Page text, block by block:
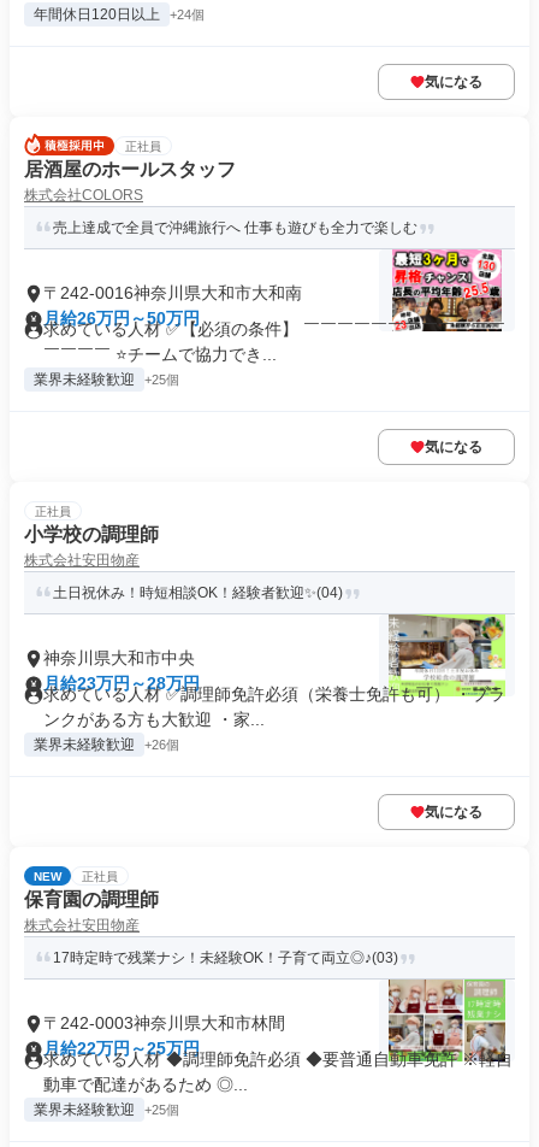
年間休日120日以上 +24個
気になる
正社員
居酒屋のホールスタッフ
株式会社COLORS
売上達成で全員で沖縄旅行へ 仕事も遊びも全力で楽しむ
〒242-0016神奈川県大和市大和南
月給26万円～50万円
求めている人材 ✅【必須の条件】 ￣￣￣￣￣￣￣￣￣￣￣￣
￣￣￣￣ ⭐チームで協力でき...
業界未経験歓迎 +25個
気になる
正社員
小学校の調理師
株式会社安田物産
土日祝休み！時短相談OK！経験者歓迎✨(04)
神奈川県大和市中央
月給23万円～28万円
求めている人材 ✅調理師免許必須（栄養士免許も可） ・ブラ
ンクがある方も大歓迎 ・家...
業界未経験歓迎 +26個
気になる
NEW 正社員
保育園の調理師
株式会社安田物産
17時定時で残業ナシ！未経験OK！子育て両立◎♪(03)
〒242-0003神奈川県大和市林間
月給22万円～25万円
求めている人材 ◆調理師免許必須 ◆要普通自動車免許 ※軽自
動車で配達があるため ◎...
業界未経験歓迎 +25個